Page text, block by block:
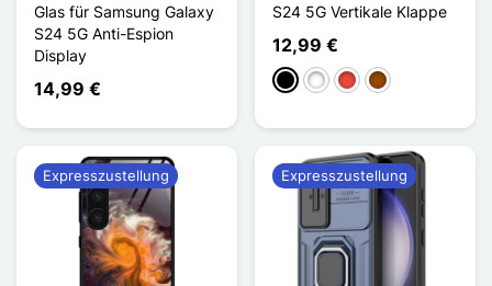
Glas für Samsung Galaxy
S24 5G Anti-Espion
Display
14,99 €
S24 5G Vertikale Klappe
12,99 €
Schwarz
WeißRot Braun
Expresszustellung Expresszustellung